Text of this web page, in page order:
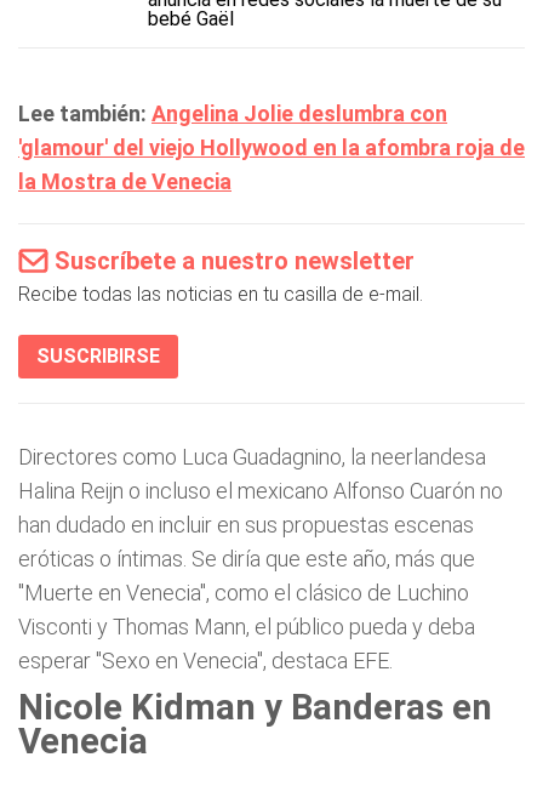
bebé Gaël
Lee también: Angelina Jolie deslumbra con
'glamour' del viejo Hollywood en la afombra roja de
la Mostra de Venecia
Suscríbete a nuestro newsletter
Recibe todas las noticias en tu casilla de e-mail.
SUSCRIBIRSE
Directores como Luca Guadagnino, la neerlandesa
Halina Reijn o incluso el mexicano Alfonso Cuarón no
han dudado en incluir en sus propuestas escenas
eróticas o íntimas. Se diría que este año, más que
"Muerte en Venecia", como el clásico de Luchino
Visconti y Thomas Mann, el público pueda y deba
esperar "Sexo en Venecia", destaca EFE.
Nicole Kidman y Banderas en
Venecia